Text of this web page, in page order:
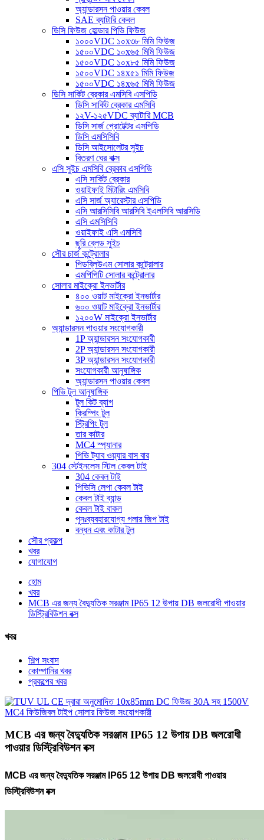
অ্যান্ডারসন পাওয়ার কেবল
SAE ব্যাটারি কেবল
ডিসি ফিউজ হোল্ডার পিভি ফিউজ
১০০০VDC ১০x৩৮ মিমি ফিউজ
১৫০০VDC ১০x৬৫ মিমি ফিউজ
১৫০০VDC ১০x৮৫ মিমি ফিউজ
১৫০০VDC ১৪x৫১ মিমি ফিউজ
১৫০০VDC ১৪x৬৫ মিমি ফিউজ
ডিসি সার্কিট ব্রেকার এমসিবি এসপিডি
ডিসি সার্কিট ব্রেকার এমসিবি
১২V-১২৫VDC ব্যাটারি MCB
ডিসি সার্জ প্রোটেক্টর এসপিডি
ডিসি এমসিসিবি
ডিসি আইসোলেটর সুইচ
বিতরণ ঘের বাক্স
এসি সুইচ এমসিবি ব্রেকার এসপিডি
এসি সার্কিট ব্রেকার
ওয়াইফাই মিটারিং এমসিবি
এসি সার্জ অ্যারেস্টার এসপিডি
এসি আরসিসিবি আরসিবি ইএলসিবি আরসিডি
এসি এমসিসিবি
ওয়াইফাই এসি এমসিবি
ছুরি ব্লেড সুইচ
সৌর চার্জ কন্ট্রোলার
পিডব্লিউএম সোলার কন্ট্রোলার
এমপিপিটি সোলার কন্ট্রোলার
সোলার মাইক্রো ইনভার্টার
৪০০ ওয়াট মাইক্রো ইনভার্টার
৬০০ ওয়াট মাইক্রো ইনভার্টার
১২০০W মাইক্রো ইনভার্টার
অ্যান্ডারসন পাওয়ার সংযোগকারী
1P অ্যান্ডারসন সংযোগকারী
2P অ্যান্ডারসন সংযোগকারী
3P অ্যান্ডারসন সংযোগকারী
সংযোগকারী আনুষাঙ্গিক
অ্যান্ডারসন পাওয়ার কেবল
পিভি টুল আনুষাঙ্গিক
টুল কিট ব্যাগ
ক্রিম্পিং টুল
স্ট্রিপিং টুল
তার কাটার
MC4 স্প্যানার
পিভি ট্যাব ওয়্যার বাস বার
304 স্টেইনলেস স্টিল কেবল টাই
304 কেবল টাই
পিভিসি লেপা কেবল টাই
কেবল টাই ব্যান্ড
কেবল টাই বাকল
পুনঃব্যবহারযোগ্য গলার জিপ টাই
বন্ধন এবং কাটার টুল
সৌর প্রকল্প
খবর
যোগাযোগ
হোম
খবর
MCB এর জন্য বৈদ্যুতিক সরঞ্জাম IP65 12 উপায় DB জলরোধী পাওয়ার
ডিস্ট্রিবিউশন বক্স
খবর
শিল্প সংবাদ
কোম্পানির খবর
প্রকল্পের খবর
MCB এর জন্য বৈদ্যুতিক সরঞ্জাম IP65 12 উপায় DB জলরোধী
পাওয়ার ডিস্ট্রিবিউশন বক্স
MCB এর জন্য বৈদ্যুতিক সরঞ্জাম IP65 12 উপায় DB জলরোধী পাওয়ার
ডিস্ট্রিবিউশন বক্স